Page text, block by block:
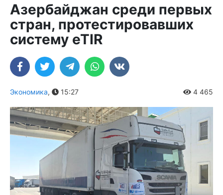
Азербайджан среди первых
стран, протестировавших
систему eTIR
Экономика, 15:27 4 465